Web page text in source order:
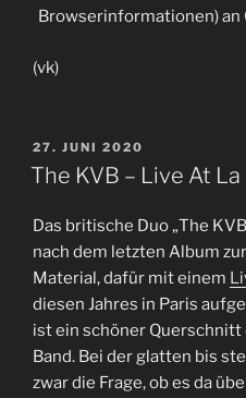
Browserinformationen) an
(vk)
VERÖFFENTLICHT
AM
27. JUNI 2020
The KVB – Live At La
Das britische Duo „The
nach dem letzten Album
Material, dafür mit einem
diesen Jahres in Paris
ist ein schöner
Band. Bei der glatten bis
zwar die Frage, ob es da